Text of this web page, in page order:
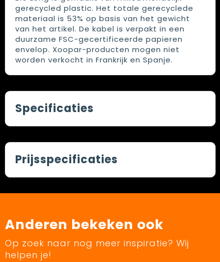
gerecycled plastic. Het totale gerecyclede
materiaal is 53% op basis van het gewicht
van het artikel. De kabel is verpakt in een
duurzame FSC-gecertificeerde papieren
envelop. Xoopar-producten mogen niet
worden verkocht in Frankrijk en Spanje.
Specificaties
Prijsspecificaties
Anderen bekeken ook
Op zoek naar nog meer inspiratie? Wij
helpen je!